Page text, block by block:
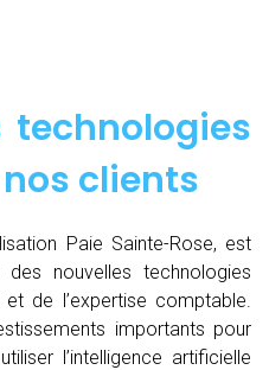
technologies
clients
Paie Sainte-Rose, est
des nouvelles technologies
de l’expertise comptable.
importants pour
l’intelligence artificielle